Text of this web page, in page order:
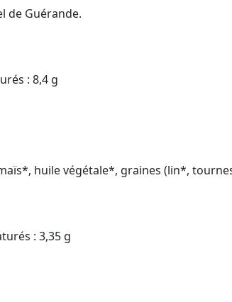
de Guérande.
: 8,4 g
huile végétale*, graines (lin*,
: 3,35 g